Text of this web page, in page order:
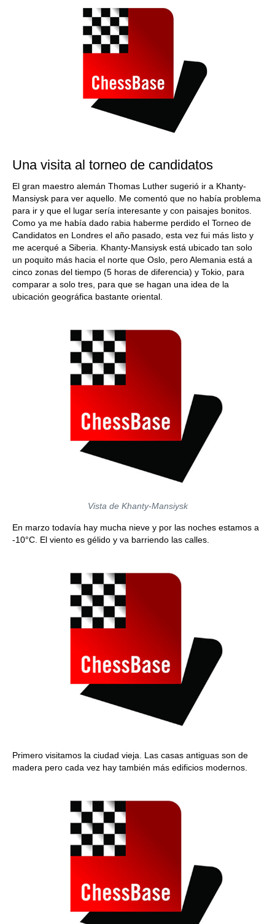
Una visita al torneo de candidatos
El gran maestro alemán Thomas Luther sugerió ir a Khanty-
Mansiysk para ver aquello. Me comentó que no había problema
para ir y que el lugar sería interesante y con paisajes bonitos.
Como ya me había dado rabia haberme perdido el Torneo de
Candidatos en Londres el año pasado, esta vez fui más listo y
me acerqué a Siberia. Khanty-Mansiysk está ubicado tan solo
un poquito más hacia el norte que Oslo, pero Alemania está a
cinco zonas del tiempo (5 horas de diferencia) y Tokio, para
comparar a solo tres, para que se hagan una idea de la
ubicación geográfica bastante oriental.
Vista de Khanty-Mansiysk
En marzo todavía hay mucha nieve y por las noches estamos a
-10°C. El viento es gélido y va barriendo las calles.
Primero visitamos la ciudad vieja. Las casas antiguas son de
madera pero cada vez hay también más edificios modernos.